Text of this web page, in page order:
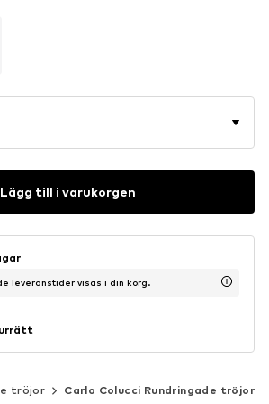
Lägg till i varukorgen
leveranstider visas i din korg.
tröjor Carlo Colucci Rundringade tröjor